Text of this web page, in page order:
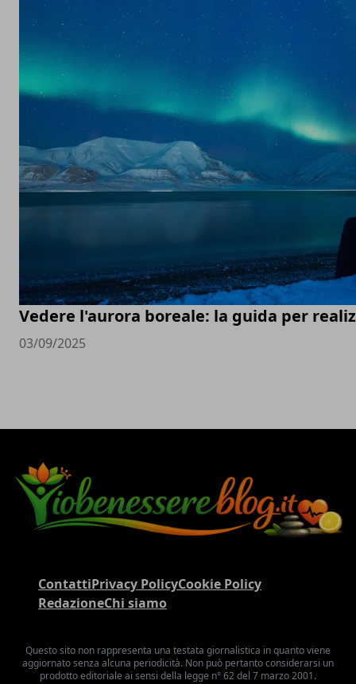
Vedere l'aurora boreale: la guida per
03/09/2025
ContattiPrivacy PolicyCookie Policy
RedazioneChi siamo
Questo sito non rappresenta una testata giornalistica in quanto viene
aggiornato senza alcuna periodicità. Non può pertanto considerarsi un
prodotto editoriale ai sensi della legge n° 62 del 7 marzo 2001.